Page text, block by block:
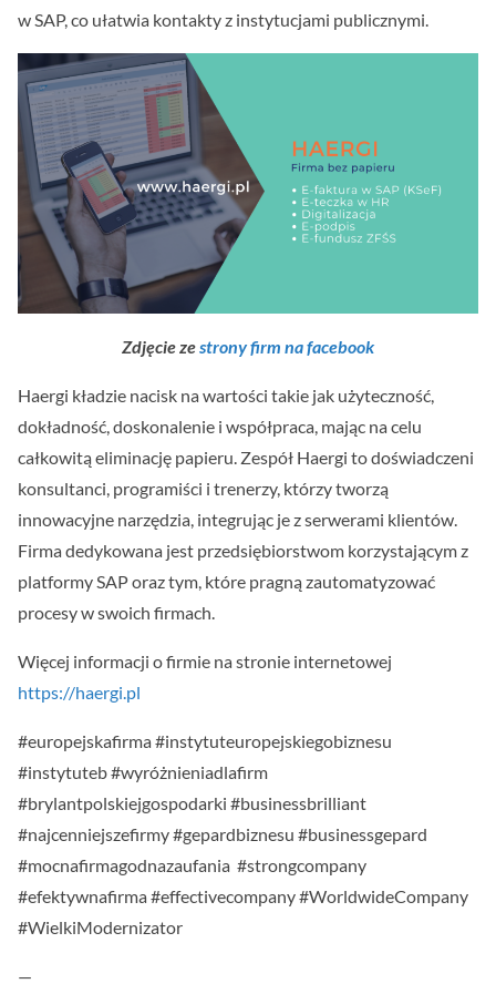
w SAP, co ułatwia kontakty z instytucjami publicznymi.
Zdjęcie zestrony firm na facebook
Haergi kładzie nacisk na wartości takie jak użyteczność,
dokładność, doskonalenie i współpraca, mając na celu
całkowitą eliminację papieru. Zespół Haergi to doświadczeni
konsultanci, programiści i trenerzy, którzy tworzą
innowacyjne narzędzia, integrując je z serwerami klientów.
Firma dedykowana jest przedsiębiorstwom korzystającym z
platformy SAP oraz tym, które pragną zautomatyzować
procesy w swoich firmach.
Więcej informacji o firmie na stronie internetowej
https://haergi.pl
#europejskafirma #instytuteuropejskiegobiznesu
#instytuteb #wyróżnieniadlafirm
#brylantpolskiejgospodarki #businessbrilliant
#najcenniejszefirmy #gepardbiznesu #businessgepard
#mocnafirmagodnazaufania #strongcompany
#efektywnafirma #effectivecompany #WorldwideCompany
#WielkiModernizator
—